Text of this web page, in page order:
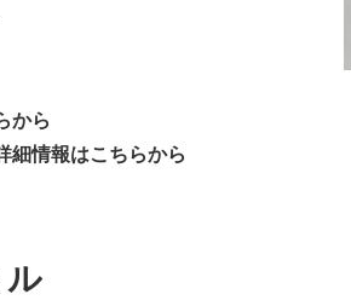
から
細情報はこちらから
ル